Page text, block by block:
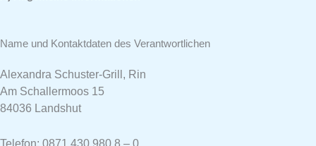
Name und Kontaktdaten des Verantwortlichen
Alexandra Schuster-Grill, Rin
Am Schallermoos 15
84036 Landshut
Telefon: 0871 430 980 8 – 0